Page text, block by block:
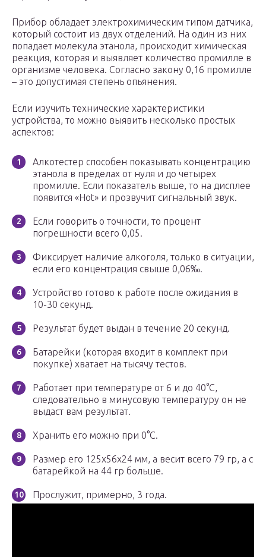
Прибор обладает электрохимическим типом датчика,
который состоит из двух отделений. На один из них
попадает молекула этанола, происходит химическая
реакция, которая и выявляет количество промилле в
организме человека. Согласно закону 0,16 промилле
– это допустимая степень опьянения.
Если изучить технические характеристики
устройства, то можно выявить несколько простых
аспектов:
Алкотестер способен показывать концентрацию
этанола в пределах от нуля и до четырех
промилле. Если показатель выше, то на дисплее
появится «Hot» и прозвучит сигнальный звук.
Если говорить о точности, то процент
погрешности всего 0,05.
Фиксирует наличие алкоголя, только в ситуации,
если его концентрация свыше 0,06‰.
Устройство готово к работе после ожидания в
10-30 секунд.
Результат будет выдан в течение 20 секунд.
Батарейки (которая входит в комплект при
покупке) хватает на тысячу тестов.
Работает при температуре от 6 и до 40°С,
следовательно в минусовую температуру он не
выдаст вам результат.
Хранить его можно при 0°С.
Размер его 125х56х24 мм, а весит всего 79 гр, а с
батарейкой на 44 гр больше.
Прослужит, примерно, 3 года.